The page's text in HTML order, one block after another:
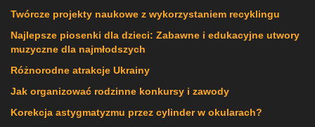
Twórcze projekty naukowe z wykorzystaniem recyklingu
Najlepsze piosenki dla dzieci: Zabawne i edukacyjne utwory
muzyczne dla najmłodszych
Różnorodne atrakcje Ukrainy
Jak organizować rodzinne konkursy i zawody
Korekcja astygmatyzmu przez cylinder w okularach?